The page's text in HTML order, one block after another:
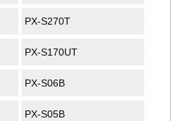
PX-S270T
PX-S170UT
PX-S06B
PX-S05B